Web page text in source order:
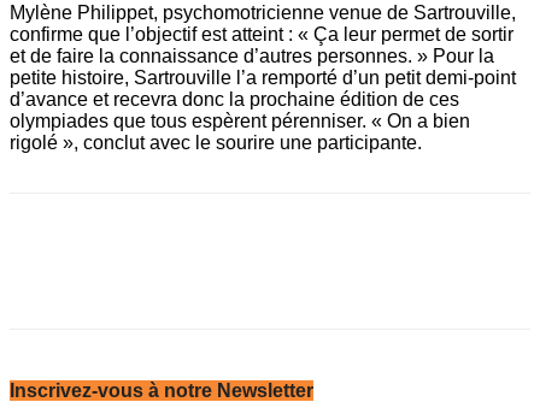
Mylène Philippet, psychomotricienne venue de Sartrouville,
confirme que l’objectif est atteint : « Ça leur permet de sortir
et de faire la connaissance d’autres personnes. » Pour la
petite histoire, Sartrouville l’a remporté d’un petit demi-point
d’avance et recevra donc la prochaine édition de ces
olympiades que tous espèrent pérenniser. « On a bien
rigolé », conclut avec le sourire une participante.
Inscrivez-vous à notre Newsletter